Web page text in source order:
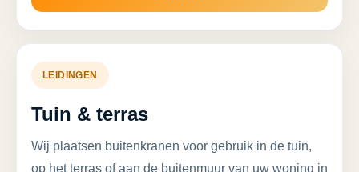
LEIDINGEN
Tuin & terras
Wij plaatsen buitenkranen voor gebruik in de tuin,
op het terras of aan de buitenmuur van uw woning in